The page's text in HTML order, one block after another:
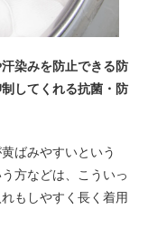
染みを防止できる防
してくれる抗菌・防
ばみやすいという
方などは、こういっ
もしやすく長く着用